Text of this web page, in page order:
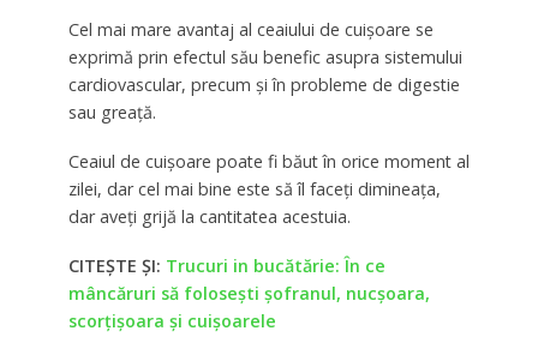
Cel mai mare avantaj al ceaiului de cuișoare se
exprimă prin efectul său benefic asupra sistemului
cardiovascular, precum și în probleme de digestie
sau greață.
Ceaiul de cuișoare poate fi băut în orice moment al
zilei, dar cel mai bine este să îl faceți dimineața,
dar aveți grijă la cantitatea acestuia.
CITEȘTE ȘI: Trucuri in bucătărie: În ce
mâncăruri să foloseşti şofranul, nucşoara,
scorţişoara şi cuişoarele